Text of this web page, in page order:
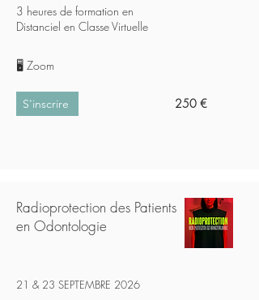
3 heures de formation en
Distanciel en Classe Virtuelle
🖥️ Zoom
S'inscrire 250 €
Radioprotection des Patients
en Odontologie
21 & 23 SEPTEMBRE 2026